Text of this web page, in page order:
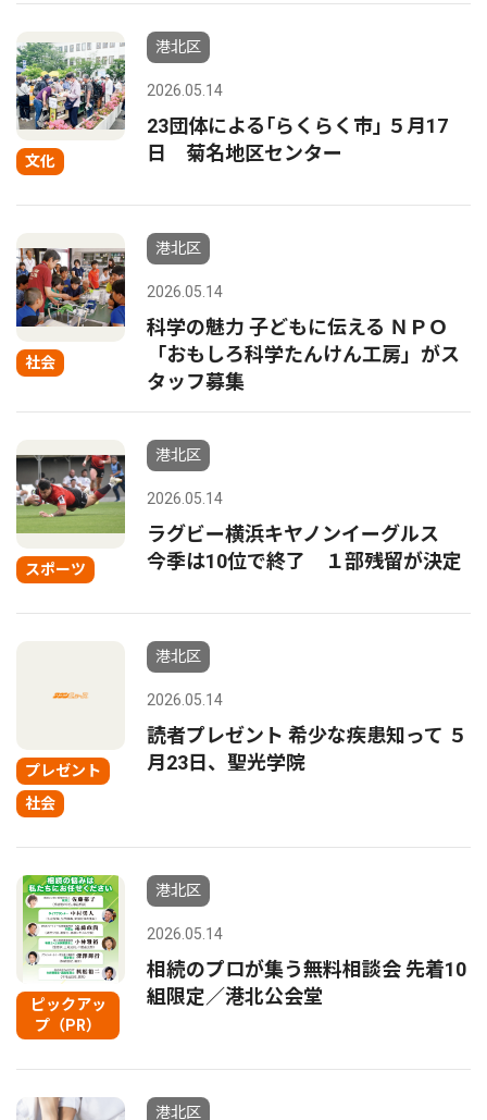
文化
港北区
2026.05.14
23団体による｢らくらく市｣ ５月17
日 菊名地区センター
社会
港北区
2026.05.14
科学の魅力 子どもに伝える ＮＰＯ
「おもしろ科学たんけん工房」がス
タッフ募集
スポーツ
港北区
2026.05.14
ラグビー横浜キヤノンイーグルス
今季は10位で終了 １部残留が決定
プレゼント
社会
港北区
2026.05.14
読者プレゼント 希少な疾患知って ５
月23日、聖光学院
ピックアッ
プ（PR）
港北区
2026.05.14
相続のプロが集う無料相談会 先着10
組限定／港北公会堂
港北区